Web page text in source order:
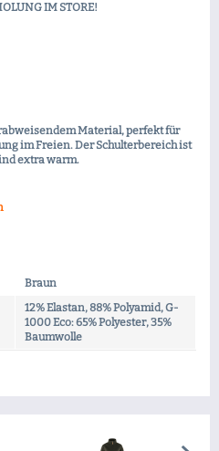
IM STORE!
Material, perfekt für
im Freien. Der Schulterbereich ist
extra warm.
Braun
12% Elastan, 88% Polyamid, G-
1000 Eco: 65% Polyester, 35%
Baumwolle